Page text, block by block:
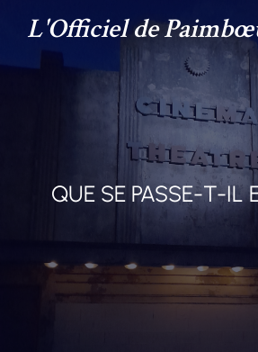
L'Officiel de
QUE SE PASSE-T-IL